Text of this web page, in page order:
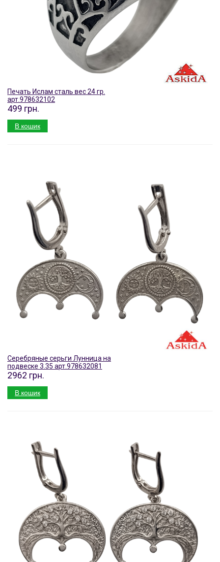
Печать Ислам сталь вес 24 гр.
арт.978632102
499 грн.
В кошик
Серебряные серьги Лунница на
подвеске 3.35 арт.978632081
2962 грн.
В кошик